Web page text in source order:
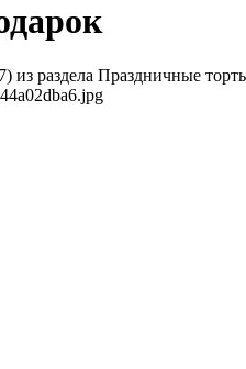
из раздела Праздничные